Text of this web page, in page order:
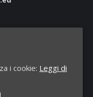
i cookie: Leggi di